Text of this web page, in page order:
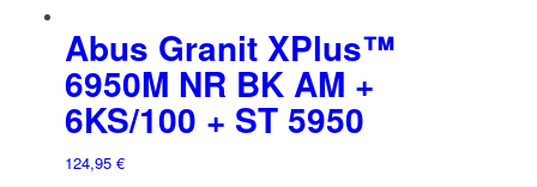
Abus Granit XPlus™
6950M NR BK AM +
6KS/100 + ST 5950
124,95 €